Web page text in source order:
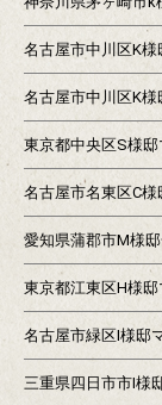
名古屋市中川区K
名古屋市中川区K
東京都中央区S様
名古屋市名東区C
愛知県蒲郡市M様
東京都江東区H様
名古屋市緑区I様邸
三重県四日市市I様